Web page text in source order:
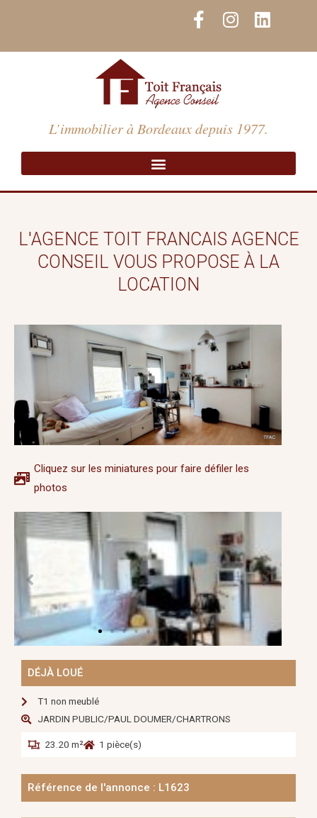
F
a
c
b
o
o
k
-
f
I
n
s
a
m
L
i
n
i
n
L’immobilier à Bordeaux depuis 1977.
L'AGENCE TOIT FRANCAIS AGENCE
CONSEIL VOUS PROPOSE À LA
LOCATION
Cliquez sur les miniatures pour faire défiler les
photos
DÉJÀ LOUÉ
T1 non meublé
JARDIN PUBLIC/PAUL DOUMER/CHARTRONS
23.20 m² 1 pièce(s)
Référence de l'annonce : L1623